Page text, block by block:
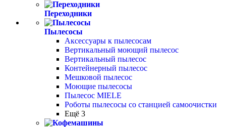
Переходники
Пылесосы
Аксессуары к пылесосам
Вертикальный моющий пылесос
Вертикальный пылесос
Контейнерный пылесос
Мешковой пылесос
Моющие пылесосы
Пылесос MIELE
Роботы пылесосы со станцией самоочистки
Ещё 3